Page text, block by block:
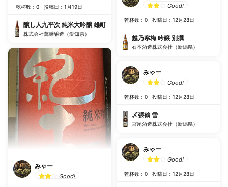
乾杯数：0 投稿日：1月19日
醸し人九平次 純米大吟醸 雄町
株式会社萬乗醸造（愛知県）
みゃー
Good!
Good!
乾杯数：0 投稿日：12月28日
越乃寒梅 吟醸 別撰
石本酒造株式会社（新潟県）
みゃー
Good!
乾杯数：0 投稿日：12月28日
〆張鶴 雪
宮尾酒造株式会社（新潟県）
みゃー
Good!
乾杯数：0 投稿日：12月28日